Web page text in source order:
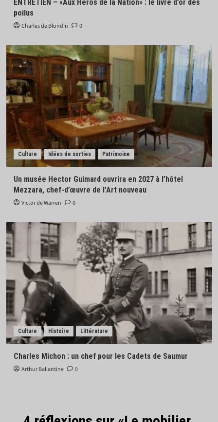
ENTRETIEN – «Aux Héros de la Nation» : le livre d’or des
poilus
Charles de Blondin 0
Culture Idées de sorties Patrimoine
Un musée Hector Guimard ouvrira en 2027 à l’hôtel
Mezzara, chef-d’œuvre de l’Art nouveau
Victor de Warren 0
Culture Histoire Littérature
Charles Michon : un chef pour les Cadets de Saumur
Arthur Ballantine 0